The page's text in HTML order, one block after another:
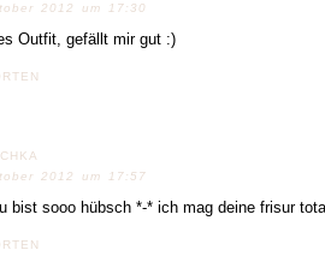
2012 um 17:30
Outfit, gefällt mir gut :)
2012 um 17:57
bist sooo hübsch *-* ich mag deine frisur